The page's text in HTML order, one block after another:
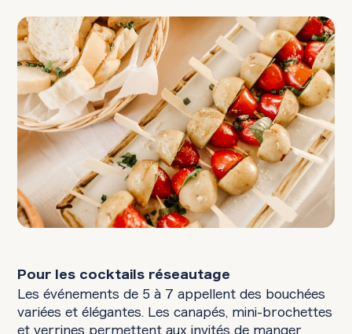
Pour les cocktails réseautage
Les événements de 5 à 7 appellent des bouchées
variées et élégantes. Les canapés, mini-brochettes
et verrines permettent aux invités de manger